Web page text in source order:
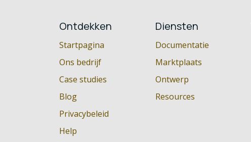
Ontdekken
Startpagina
Ons bedrijf
Case studies
Blog
Privacybeleid
Help
Diensten
Documentatie
Marktplaats
Ontwerp
Resources